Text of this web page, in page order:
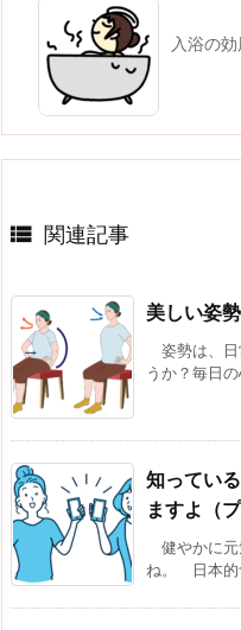
入浴の効
 関連記事
美しい姿
姿勢は、日
うか？毎日
知ってい
ますよ（
健やかに元
ね。 日本的